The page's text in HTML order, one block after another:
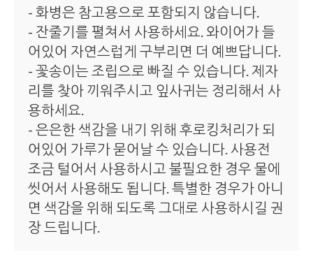
- 화병은 참고용으로 포함되지 않습니다.
- 잔줄기를 펼쳐서 사용하세요. 와이어가 들
어있어 자연스럽게 구부리면 더 예쁘답니다.
- 꽃송이는 조립으로 빠질 수 있습니다. 제자
리를 찾아 끼워주시고 잎사귀는 정리해서 사
용하세요.
- 은은한 색감을 내기 위해 후로킹처리가 되
어있어 가루가 묻어날 수 있습니다. 사용전
조금 털어서 사용하시고 불필요한 경우 물에
씻어서 사용해도 됩니다. 특별한 경우가 아니
면 색감을 위해 되도록 그대로 사용하시길 권
장 드립니다.